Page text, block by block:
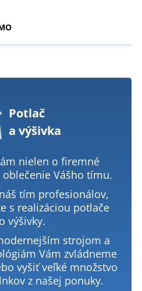
Potlač
a výšivka
nielen o firemné
Vášho tímu.
tím profesionálov,
s realizáciou potlače
výšivky.
strojom a
Vám zvládneme
vyšiť veľké množstvo
z našej ponuky.